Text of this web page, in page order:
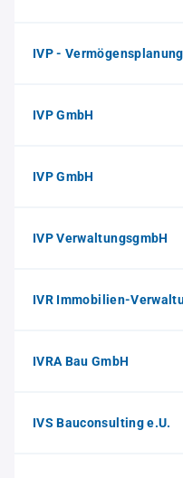
IVP -
IVP GmbH
IVP GmbH
IVP VerwaltungsgmbH
IVR Immobilien-
IVRA Bau GmbH
IVS Bauconsulting e.U.